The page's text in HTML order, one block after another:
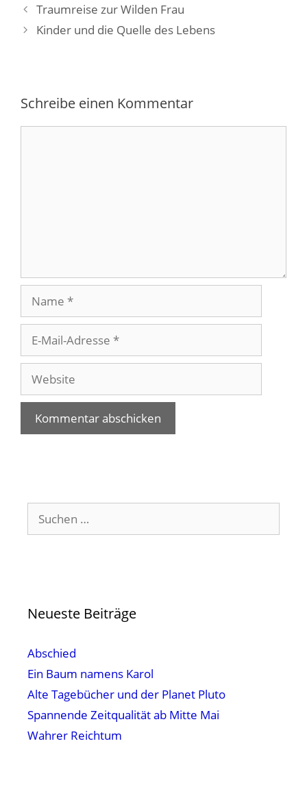
Traumreise zur Wilden Frau
Kinder und die Quelle des Lebens
Schreibe einen Kommentar
Mail-
Adresse
Website
Suchen
nach:
Neueste Beiträge
Abschied
Ein Baum namens Karol
Alte Tagebücher und der Planet Pluto
Spannende Zeitqualität ab Mitte Mai
Wahrer Reichtum